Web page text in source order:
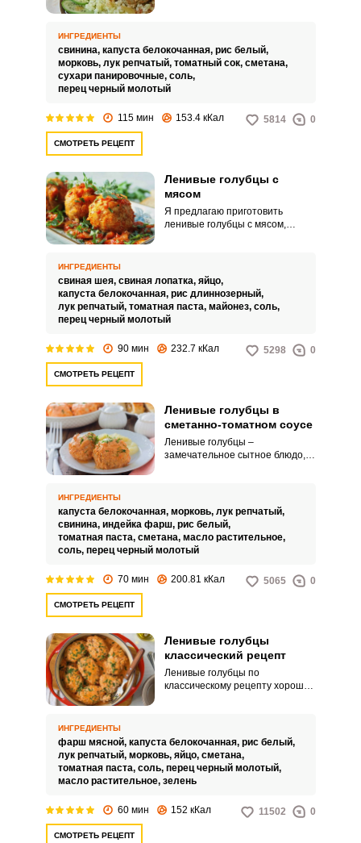
полезную капусту, а вот
ленивые голубцы едят с
большим удовольствием.
ИНГРЕДИЕНТЫ
свинина, капуста белокочанная, рис белый,
морковь, лук репчатый, томатный сок, сметана,
сухари панировочные, соль,
перец черный молотый
115 мин 153.4 кКал 5814 0
СМОТРЕТЬ РЕЦЕПТ
Ленивые голубцы с
мясом
Я предлагаю приготовить
ленивые голубцы с мясом,
получается очень вкусным и
сытным.
ИНГРЕДИЕНТЫ
свиная шея, свиная лопатка, яйцо,
капуста белокочанная, рис длиннозерный,
лук репчатый, томатная паста, майонез, соль,
перец черный молотый
90 мин 232.7 кКал 5298 0
СМОТРЕТЬ РЕЦЕПТ
Ленивые голубцы в
сметанно-томатном соусе
Ленивые голубцы –
замечательное сытное блюдо, с
различных видов, так и начинку
сделать более сочной и жирной,
или наоборот легкой и
диетической.
ИНГРЕДИЕНТЫ
капуста белокочанная, морковь, лук репчатый,
свинина, индейка фарш, рис белый,
томатная паста, сметана, масло растительное,
соль, перец черный молотый
70 мин 200.81 кКал 5065 0
СМОТРЕТЬ РЕЦЕПТ
Ленивые голубцы
классический рецепт
Ленивые голубцы по
классическому рецепту хороши
всей семьи.
ИНГРЕДИЕНТЫ
фарш мясной, капуста белокочанная, рис белый,
лук репчатый, морковь, яйцо, сметана,
томатная паста, соль, перец черный молотый,
масло растительное, зелень
60 мин 152 кКал 11502 0
СМОТРЕТЬ РЕЦЕПТ